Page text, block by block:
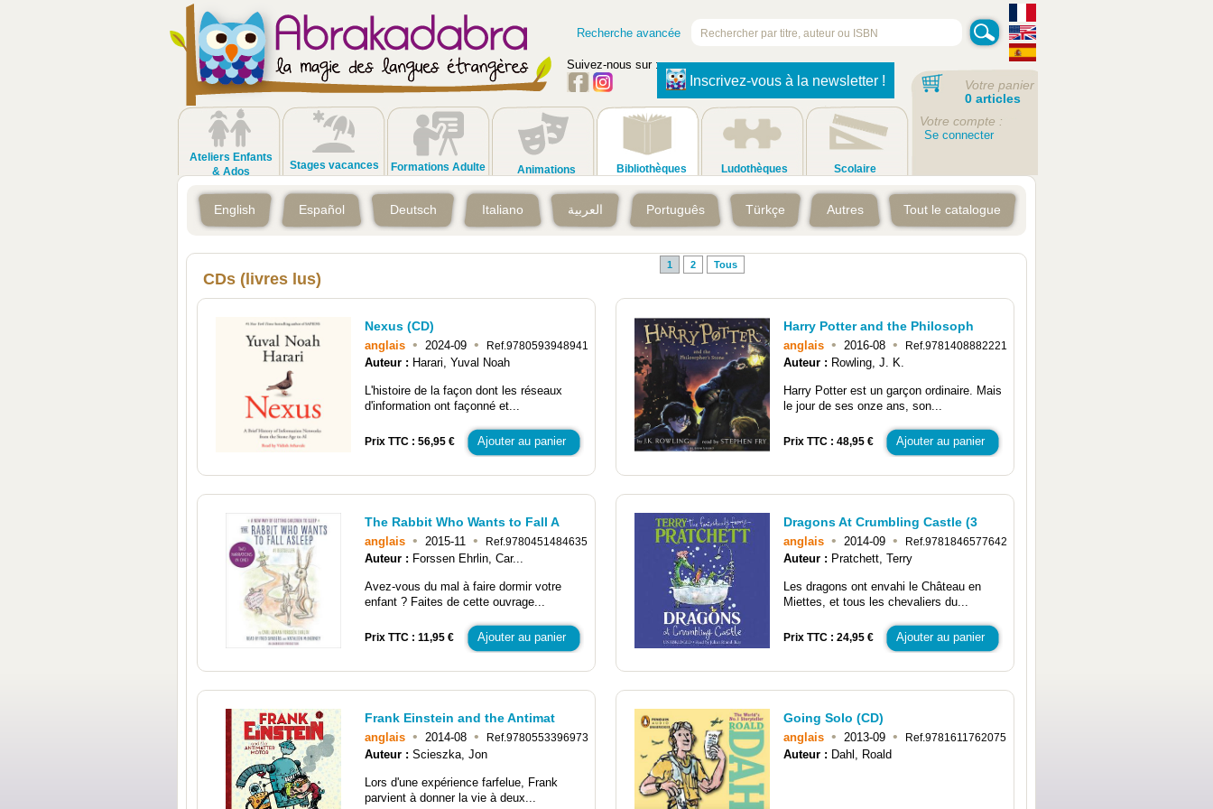
Recherche avancée
Suivez-nous sur :
Inscrivez-vous à la newsletter !
Ateliers Enfants
& Ados
Stages vacances Formations Adulte Animations Bibliothèques Ludothèques Scolaire
Votre panier
0 articles
Votre compte :
Se connecter
English Español Deutsch Italiano العربية Português Türkçe Autres Tout le catalogue
CDs (livres lus)
1 2 Tous
Nexus (CD)
anglais • 2024-09 • Ref.9780593948941
Auteur : Harari, Yuval Noah
L'histoire de la façon dont les réseaux
d'information ont façonné et...
Prix TTC : 56,95 € Ajouter au panier
Harry Potter and the Philosoph
anglais • 2016-08 • Ref.9781408882221
Auteur : Rowling, J. K.
Harry Potter est un garçon ordinaire. Mais
le jour de ses onze ans, son...
Prix TTC : 48,95 € Ajouter au panier
The Rabbit Who Wants to Fall A
anglais • 2015-11 • Ref.9780451484635
Auteur : Forssen Ehrlin, Car...
Avez-vous du mal à faire dormir votre
enfant ? Faites de cette ouvrage...
Prix TTC : 11,95 € Ajouter au panier
Dragons At Crumbling Castle (3
anglais • 2014-09 • Ref.9781846577642
Auteur : Pratchett, Terry
Les dragons ont envahi le Château en
Miettes, et tous les chevaliers du...
Prix TTC : 24,95 € Ajouter au panier
Frank Einstein and the Antimat
anglais • 2014-08 • Ref.9780553396973
Auteur : Scieszka, Jon
Lors d'une expérience farfelue, Frank
parvient à donner la vie à deux...
Going Solo (CD)
anglais • 2013-09 • Ref.9781611762075
Auteur : Dahl, Roald